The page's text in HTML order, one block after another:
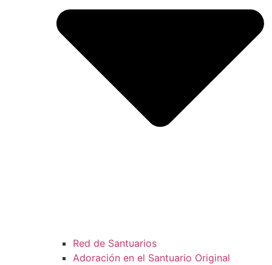
Red de Santuarios
Adoración en el Santuario Original